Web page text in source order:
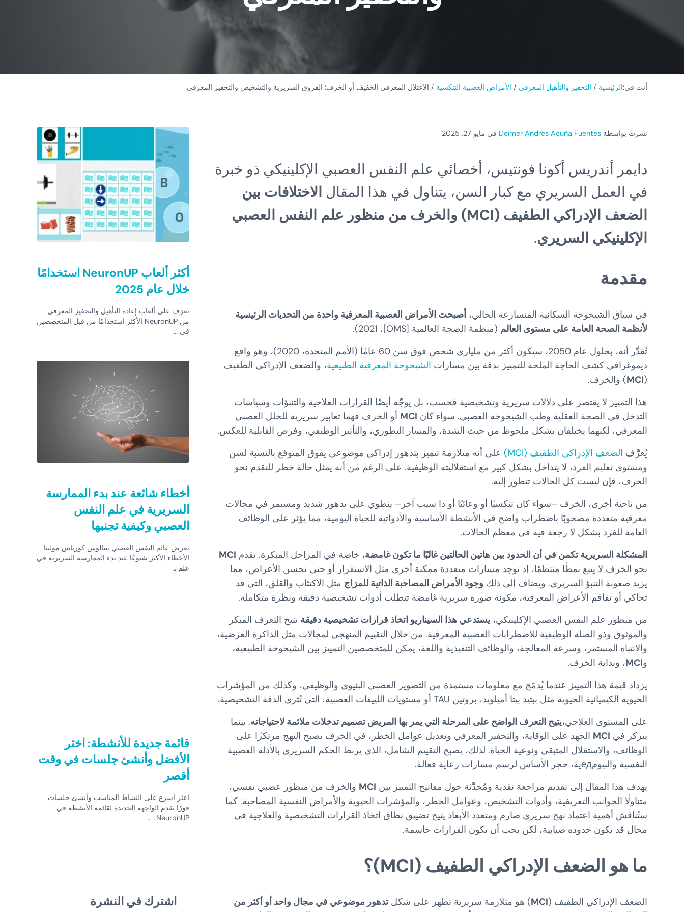
أنت في:الرئيسية / التحفيز والتأهيل المعرفي / الأمراض العصبية التنكسية / الاعتلال المعرفي الخفيف أو الخرف: الفروق السريرية والتشخيص والتحفيز المعرفي
نشرت بواسطة Deimer Andrés Acuña Fuentes في مايو 27, 2025
دايمر أندريس أكونا فونتيس، أخصائي علم النفس العصبي الإكلينيكي ذو خبرة
في العمل السريري مع كبار السن، يتناول في هذا المقال الاختلافات بين
الضعف الإدراكي الطفيف (MCI) والخرف من منظور علم النفس العصبي
الإكلينيكي السريري.
مقدمة
في سياق الشيخوخة السكانية المتسارعة الحالي، أصبحت الأمراض العصبية المعرفية واحدة من التحديات الرئيسية
لأنظمة الصحة العامة على مستوى العالم (منظمة الصحة العالمية [OMS]، 2021).
تُقدَّر أنه، بحلول عام 2050، سيكون أكثر من ملياري شخص فوق سن 60 عامًا (الأمم المتحدة، 2020)، وهو واقع
ديموغرافي كشف الحاجة الملحة للتمييز بدقة بين مسارات الشيخوخة المعرفية الطبيعية، والضعف الإدراكي الطفيف
(
MCI) والخرف.
هذا التمييز لا يقتصر على دلالات سريرية وتشخيصية فحسب، بل يوجّه أيضًا القرارات العلاجية والتنبؤات وسياسات
التدخل في الصحة العقلية وطب الشيخوخة العصبي. سواء كان MCI أو الخرف فهما تعابير سريرية للخلل العصبي
المعرفي، لكنهما يختلفان بشكل ملحوظ من حيث الشدة، والمسار التطوري، والتأثير الوظيفي، وفرص القابلية للعكس.
يُعرَّف الضعف الإدراكي الطفيف (MCI)
على أنه متلازمة تتميز بتدهور إدراكي موضوعي يفوق المتوقع بالنسبة لسن
ومستوى تعليم الفرد، لا يتداخل بشكل كبير مع استقلاليته الوظيفية. على الرغم من أنه يمثل حالة خطر للتقدم نحو
الخرف، فإن ليست كل الحالات تتطور إليه.
من ناحية أخرى، الخرف –سواء كان تنكسيًا أو وعائيًا أو ذا سبب آخر– ينطوي على تدهور شديد ومستمر في مجالات
معرفية متعددة مصحوبًا باضطراب واضح في الأنشطة الأساسية والأدواتية للحياة اليومية، مما يؤثر على الوظائف
العامة للفرد بشكل لا رجعة فيه في معظم الحالات.
المشكلة السريرية تكمن في أن الحدود بين هاتين الحالتين غالبًا ما تكون غامضة، خاصة في المراحل المبكرة. تقدم MCI
نحو الخرف لا يتبع نمطًا منتظمًا، إذ توجد مسارات متعددة ممكنة أخرى مثل الاستقرار أو حتى تحسن الأعراض، مما
يزيد صعوبة التنبؤ السريري. ويضاف إلى ذلك وجود الأمراض المصاحبة الذاتية للمزاج مثل الاكتئاب والقلق، التي قد
تحاكي أو تفاقم الأعراض المعرفية، مكونة صورة سريرية غامضة تتطلب أدوات تشخيصية دقيقة ونظرة متكاملة.
من منظور علم النفس العصبي الإكلينيكي، يستدعي هذا السيناريو اتخاذ قرارات تشخيصية دقيقة تتيح التعرف المبكر
والموثوق وذو الصلة الوظيفية للاضطرابات العصبية المعرفية. من خلال التقييم المنهجي لمجالات مثل الذاكرة العرضية،
والانتباه المستمر، وسرعة المعالجة، والوظائف التنفيذية واللغة، يمكن للمتخصصين التمييز بين الشيخوخة الطبيعية،
وMCI، وبداية الخرف.
يزداد قيمة هذا التمييز عندما يُدمَج مع معلومات مستمدة من التصوير العصبي البنيوي والوظيفي، وكذلك من المؤشرات
الحيوية الكيميائية الحيوية مثل ببتيد بيتا أميلويد، بروتين TAU أو مستويات اللييفات العصبية، التي تُثري الدقة التشخيصية.
على المستوى العلاجي،يتيح التعرف الواضح على المرحلة التي يمر بها المريض تصميم تدخلات ملائمة لاحتياجاته. بينما
يتركز في MCI الجهد على الوقاية، والتحفيز المعرفي وتعديل عوامل الخطر، في الخرف يصبح النهج مرتكزًا على
الوظائف، والاستقلال المتبقي ونوعية الحياة. لذلك، يصبح التقييم الشامل، الذي يربط الحكم السريري بالأدلة العصبية
النفسية والبيومедية، حجر الأساس لرسم مسارات رعاية فعالة.
يهدف هذا المقال إلى تقديم مراجعة نقدية ومُحدَّثة حول مفاتيح التمييز بين MCI والخرف من منظور عصبي نفسي،
متناولًا الجوانب التعريفية، وأدوات التشخيص، وعوامل الخطر، والمؤشرات الحيوية والأمراض النفسية المصاحبة. كما
ستُناقش أهمية اعتماد نهج سريري صارم ومتعدد الأبعاد يتيح تضييق نطاق اتخاذ القرارات التشخيصية والعلاجية في
مجال قد تكون حدوده ضبابية، لكن يجب أن تكون القرارات حاسمة.
ما هو الضعف الإدراكي الطفيف (MCI)؟
الضعف الإدراكي الطفيف (MCI) هو متلازمة سريرية تظهر على شكلتدهور موضوعي في مجال واحد أو أكثر من
Sidebar
أكثر ألعاب NeuronUP استخدامًا
خلال عام 2025
تعرّف على ألعاب إعادة التأهيل والتحفيز المعرفي
من NeuronUP الأكثر استخدامًا من قبل المتخصصين
في …
أخطاء شائعة عند بدء الممارسة
السريرية في علم النفس
العصبي وكيفية تجنبها
يعرض عالم النفس العصبي سالوس كورباس مولينا
الأخطاء الأكثر شيوعًا عند بدء الممارسة السريرية في
علم …
قائمة جديدة للأنشطة: اختر
الأفضل وأنشئ جلسات في وقت
أقصر
اعثر أسرع على النشاط المناسب وأنشئ جلسات
فورًا نقدم الواجهة الجديدة لقائمة الأنشطة في
NeuronUP، …
اشترك في النشرة